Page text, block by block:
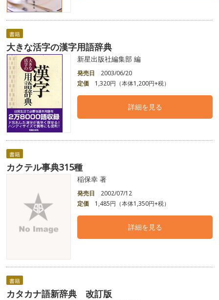
書籍
大きな活字の漢字用語辞典
新星出版社編集部 編
発売日
2003/06/20
定価
1,320円（本体1,200円+税）
詳細を見る
書籍
カクテル事典315種
稲保幸 著
発売日
2002/07/12
定価
1,485円（本体1,350円+税）
詳細を見る
書籍
カタカナ語新辞典 改訂版